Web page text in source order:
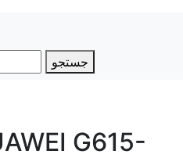
جستجو
G615-